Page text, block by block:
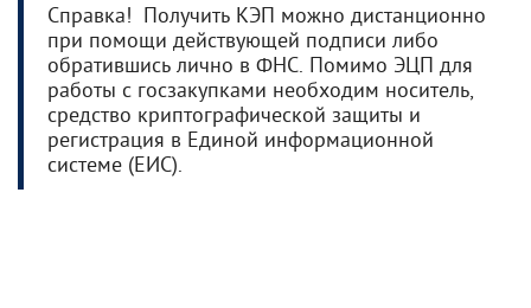
Справка! Получить КЭП можно дистанционно
при помощи действующей подписи либо
обратившись лично в ФНС. Помимо ЭЦП для
работы с госзакупками необходим носитель,
средство криптографической защиты и
регистрация в Единой информационной
системе (ЕИС).